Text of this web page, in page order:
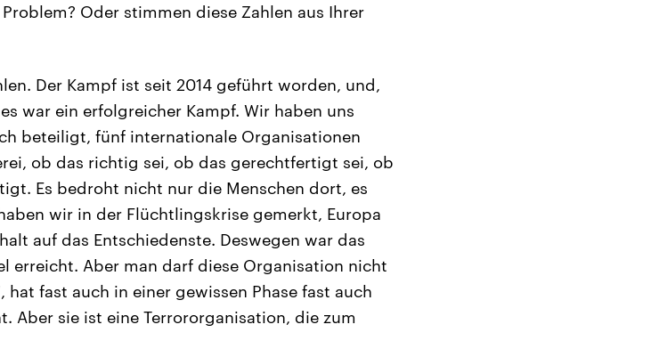
Oder stimmen diese Zahlen aus Ihrer
Der Kampf ist seit 2014 geführt worden, und,
war ein erfolgreicher Kampf. Wir haben uns
beteiligt, fünf internationale Organisationen
ob das richtig sei, ob das gerechtfertigt sei, ob
Es bedroht nicht nur die Menschen dort, es
wir in der Flüchtlingskrise gemerkt, Europa
auf das Entschiedenste. Deswegen war das
erreicht. Aber man darf diese Organisation nicht
hat fast auch in einer gewissen Phase fast auch
Aber sie ist eine Terrororganisation, die zum